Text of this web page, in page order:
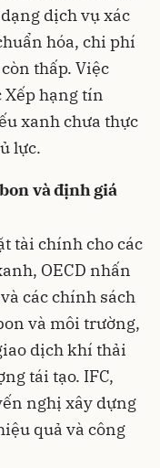
dịch vụ xác
hóa, chi phí
thấp. Việc
Xếp hạng tín
xanh chưa thực
lực.
và định giá
tài chính cho các
OECD nhấn
các chính sách
và môi trường,
dịch khí thải
tái tạo. IFC,
nghị xây dựng
quả và công